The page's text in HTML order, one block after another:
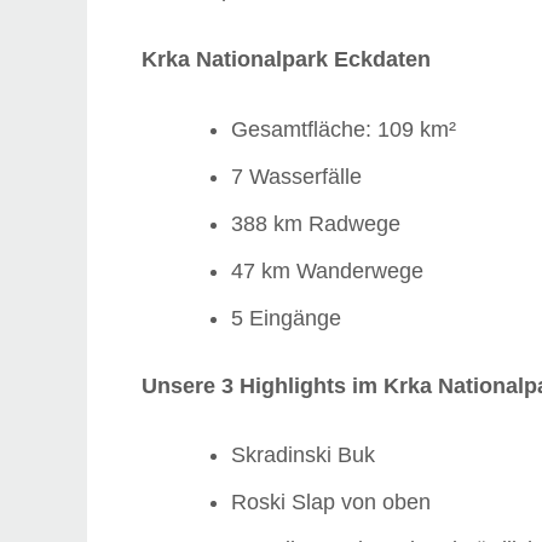
Krka Nationalpark Eckdaten
Gesamtfläche: 109 km²
7 Wasserfälle
388 km Radwege
47 km Wanderwege
5 Eingänge
Unsere 3 Highlights im Krka
Skradinski Buk
Roski Slap von oben